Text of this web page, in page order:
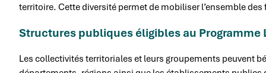
territoire. Cette diversité permet de mobiliser l’ensemble
Structures publiques éligibles au Programme
Les collectivités territoriales et leurs groupements peuvent